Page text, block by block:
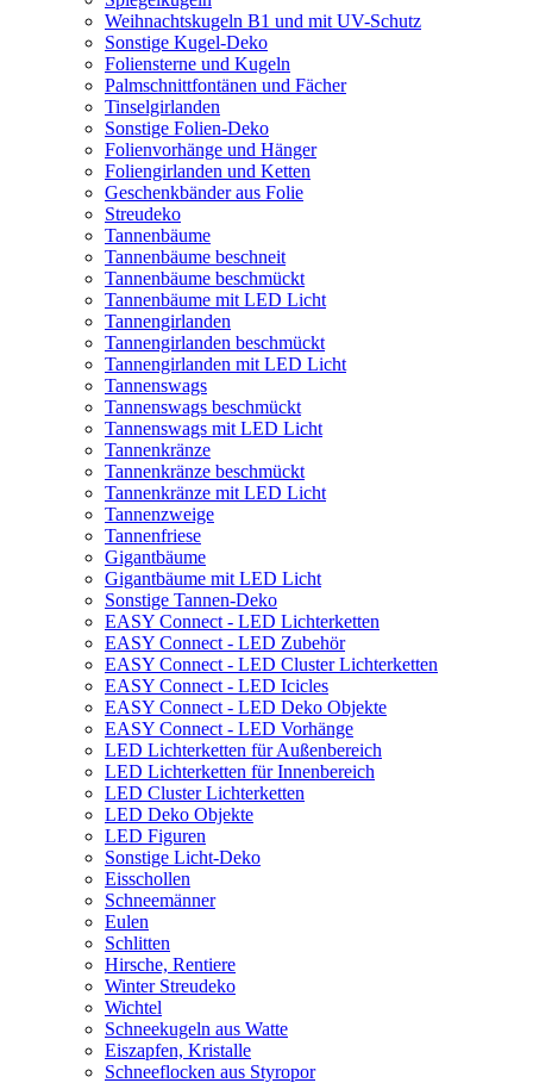
Weihnachtskugeln B1 und mit UV-Schutz
Sonstige Kugel-Deko
Foliensterne und Kugeln
Palmschnittfontänen und Fächer
Tinselgirlanden
Sonstige Folien-Deko
Folienvorhänge und Hänger
Foliengirlanden und Ketten
Geschenkbänder aus Folie
Streudeko
Tannenbäume
Tannenbäume beschneit
Tannenbäume beschmückt
Tannenbäume mit LED Licht
Tannengirlanden
Tannengirlanden beschmückt
Tannengirlanden mit LED Licht
Tannenswags
Tannenswags beschmückt
Tannenswags mit LED Licht
Tannenkränze
Tannenkränze beschmückt
Tannenkränze mit LED Licht
Tannenzweige
Tannenfriese
Gigantbäume
Gigantbäume mit LED Licht
Sonstige Tannen-Deko
EASY Connect - LED Lichterketten
EASY Connect - LED Zubehör
EASY Connect - LED Cluster Lichterketten
EASY Connect - LED Icicles
EASY Connect - LED Deko Objekte
EASY Connect - LED Vorhänge
LED Lichterketten für Außenbereich
LED Lichterketten für Innenbereich
LED Cluster Lichterketten
LED Deko Objekte
LED Figuren
Sonstige Licht-Deko
Eisschollen
Schneemänner
Eulen
Schlitten
Hirsche, Rentiere
Winter Streudeko
Wichtel
Schneekugeln aus Watte
Eiszapfen, Kristalle
Schneeflocken aus Styropor